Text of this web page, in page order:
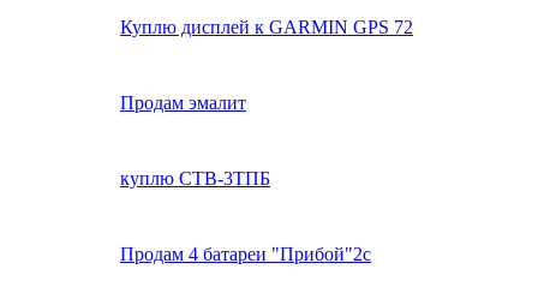
Куплю дисплей к GARMIN GPS 72
Продам эмалит
куплю СТВ-3ТПБ
Продам 4 батареи "Прибой"2с